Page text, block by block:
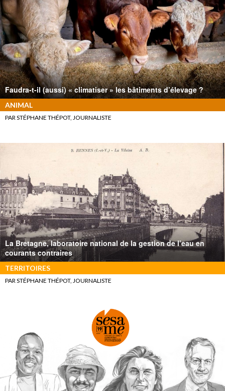
Faudra-t-il (aussi) « climatiser » les bâtiments d’élevage ?
ANIMAL
PAR STÉPHANE THÉPOT, JOURNALISTE
La Bretagne, laboratoire national de la gestion de l’eau en
courants contraires
TERRITOIRES
PAR STÉPHANE THÉPOT, JOURNALISTE